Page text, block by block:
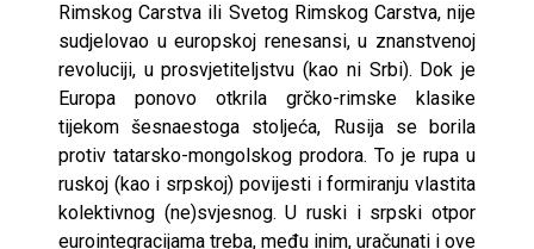
Rimskog Carstva ili Svetog Rimskog Carstva, nije
sudjelovao u europskoj renesansi, u znanstvenoj
revoluciji, u prosvjetiteljstvu (kao ni Srbi). Dok je
Europa ponovo otkrila grčko-rimske klasike
tijekom šesnaestoga stoljeća, Rusija se borila
protiv tatarsko-mongolskog prodora. To je rupa u
ruskoj (kao i srpskoj) povijesti i formiranju vlastita
kolektivnog (ne)svjesnog. U ruski i srpski otpor
eurointegracijama treba, među inim, uračunati i ove